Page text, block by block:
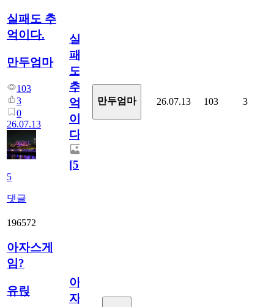
실패도 추
억이다.
만두엄마
103
3
0
26.07.13
5
댓글
실
패
도
추
억
이
다.
[5]
만두엄마 26.07.13 103 3
196572
아자스게
임?
유릱
아
자